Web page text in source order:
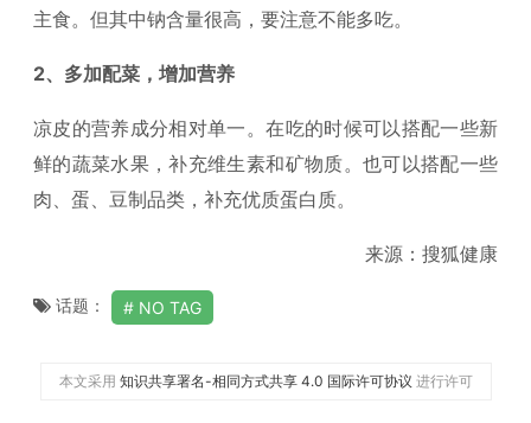
主食。但其中钠含量很高，要注意不能多吃。
2、多加配菜，增加营养
凉皮的营养成分相对单一。在吃的时候可以搭配一些新
鲜的蔬菜水果，补充维生素和矿物质。也可以搭配一些
肉、蛋、豆制品类，补充优质蛋白质。
来源：搜狐健康
话题： NO TAG
本文采用 知识共享署名-相同方式共享 4.0 国际许可协议 进行许可